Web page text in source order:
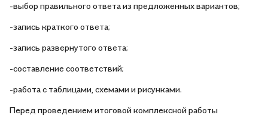
-выбор правильного ответа из предложенных вариантов;
-запись краткого ответа;
-запись развернутого ответа;
-составление соответствий;
-работа с таблицами, схемами и рисунками.
Перед проведением итоговой комплексной работы